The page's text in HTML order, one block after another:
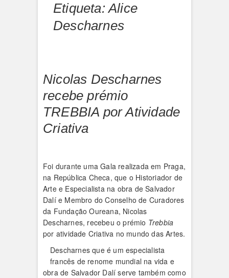
Etiqueta:Alice
Descharnes
Nicolas Descharnes
recebe prémio
TREBBIA por Atividade
Criativa
Foi durante uma Gala realizada em Praga,
na República Checa, que o Historiador de
Arte e Especialista na obra de Salvador
Dalí e Membro do Conselho de Curadores
da Fundação Oureana, Nicolas
Descharnes, recebeu o prémio Trebbia
por atividade Criativa no mundo das Artes.
Descharnes que é um especialista
francês de renome mundial na vida e
obra de Salvador Dalí serve também como